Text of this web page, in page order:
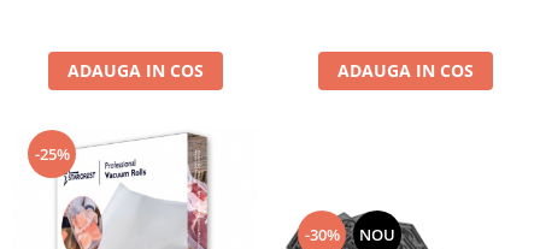
ADAUGA IN COS ADAUGA IN COS
-25%
-30% NOU